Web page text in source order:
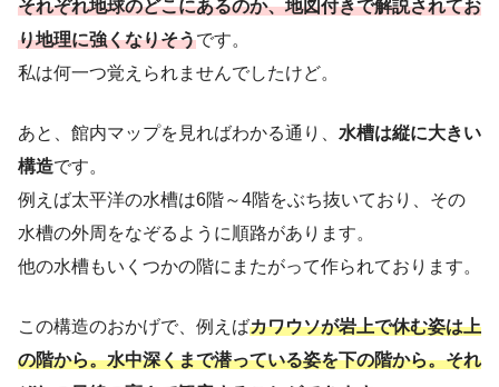
それぞれ地球のどこにあるのか、地図付きで解説されてお
り地理に強くなりそうです。
私は何一つ覚えられませんでしたけど。
あと、館内マップを見ればわかる通り、 水槽は縦に大きい
構造です。
例えば太平洋の水槽は6階～4階をぶち抜いており、その
水槽の外周をなぞるように順路があります。
他の水槽もいくつかの階にまたがって作られております。
この構造のおかげで、例えばカワウソが岩上で休む姿は上
の階から。水中深くまで潜っている姿を下の階から。それ